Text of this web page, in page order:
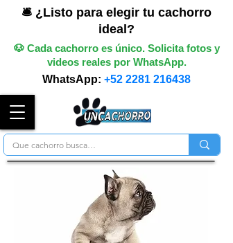
🛎️ ¿Listo para elegir tu cachorro
ideal?
🐶 Cada cachorro es único. Solicita fotos y
videos reales por WhatsApp.
WhatsApp: +52 2281 216438